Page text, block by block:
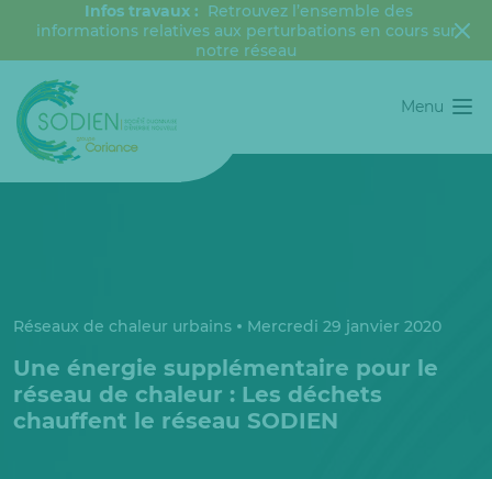
Infos travaux : Retrouvez l’ensemble des
informations relatives aux perturbations en cours sur
notre réseau
Menu
Réseaux de chaleur urbains Mercredi 29 janvier 2020
Une énergie supplémentaire pour le
réseau de chaleur : Les déchets
chauffent le réseau SODIEN